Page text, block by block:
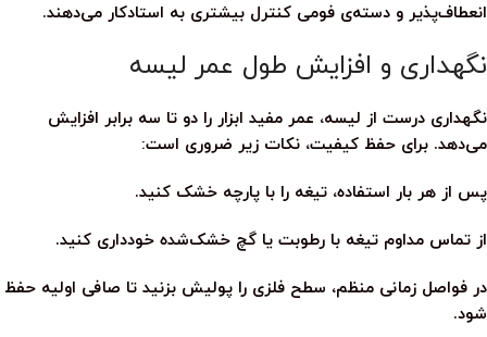
انعطاف‌پذیر و دسته‌ی فومی کنترل بیشتری به استادکار می‌دهند.
نگهداری و افزایش طول عمر لیسه
نگهداری درست از لیسه، عمر مفید ابزار را دو تا سه برابر افزایش
می‌دهد. برای حفظ کیفیت، نکات زیر ضروری است:
پس از هر بار استفاده، تیغه را با پارچه خشک کنید.
از تماس مداوم تیغه با رطوبت یا گچ خشک‌شده خودداری کنید.
در فواصل زمانی منظم، سطح فلزی را پولیش بزنید تا صافی اولیه حفظ
شود.